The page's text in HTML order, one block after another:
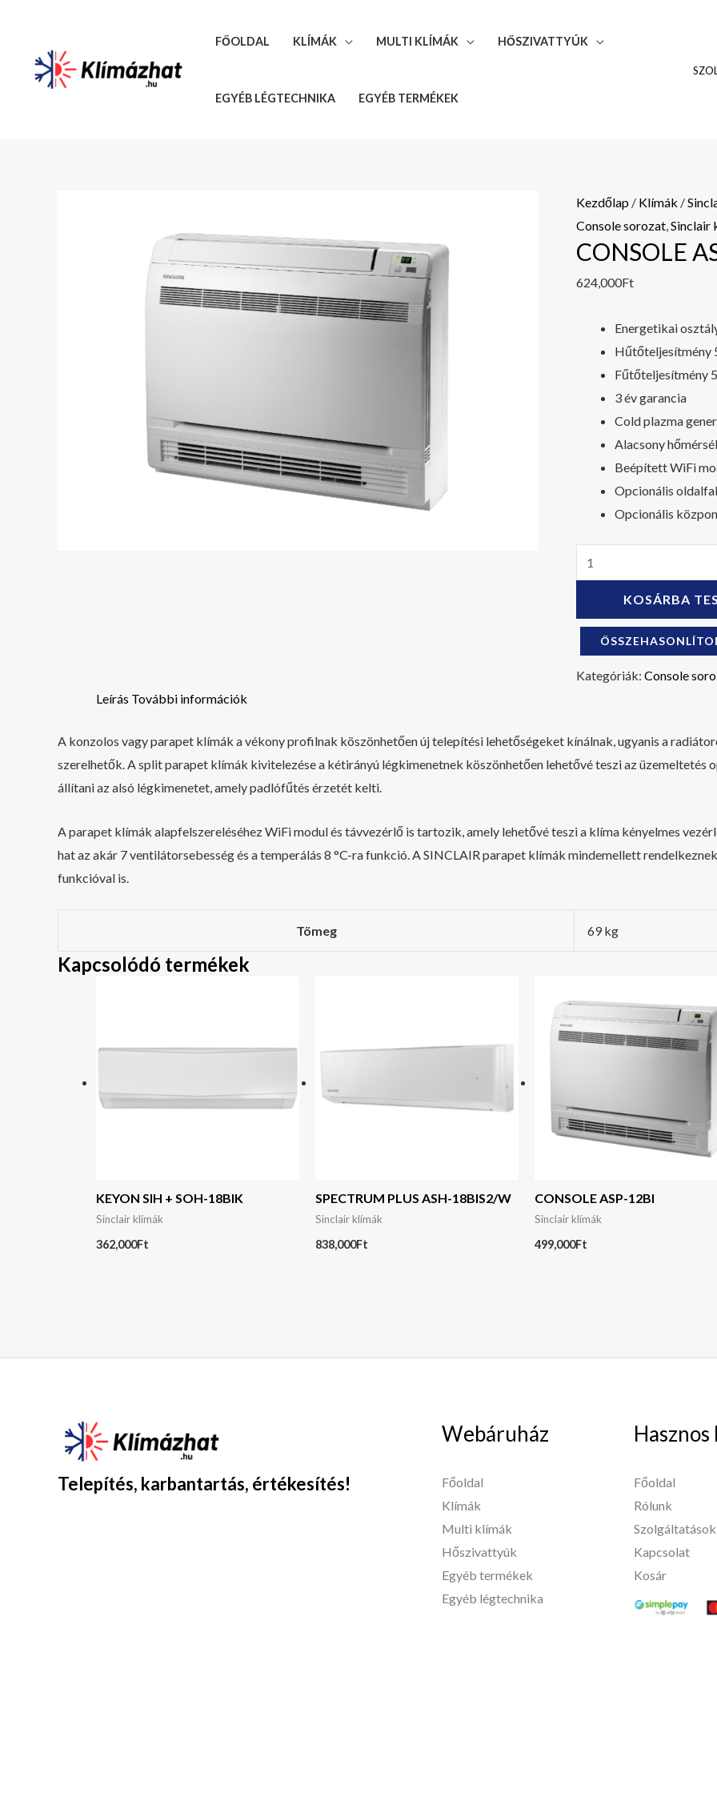
content
FŐOLDAL KLÍMÁK MULTI KLÍMÁK HŐSZIVATTYÚK
EGYÉB LÉGTECHNIKA EGYÉB TERMÉKEK
Kezdőlap / Klímák /
Console sorozat,Sinclair
CONSOLE
624,000Ft
Energetikai
Hűtőteljesítmény
Fűtőteljesítmény
3 év garancia
Cold plazma
Alacsony
Beépített WiFi
Opcionális
Opcionális
CONSOLE
ASP-
18BI
KOSÁRBA
Kategóriák: Console
Leírás További információk
A konzolos vagy parapet klímák a vékony profilnak köszönhetően új telepítési lehetőségeket kínálnak, ugyanis a
szerelhetők. A split parapet klímák kivitelezése a kétirányú légkimenetnek köszönhetően lehetővé teszi az üzemeltetés
állítani az alsó légkimenetet, amely padlófűtés érzetét kelti.
A parapet klímák alapfelszereléséhez WiFi modul és távvezérlő is tartozik, amely lehetővé teszi a klíma kényelmes
hat az akár 7 ventilátorsebesség és a temperálás 8 °C-ra funkció. A SINCLAIR parapet klímák mindemellett
funkcióval is.
Tömeg 69 kg
Kapcsolódó termékek
KEYON SIH + SOH-18BIK
Sinclair klímák
362,000Ft
SPECTRUM PLUS ASH-18BIS2/W
Sinclair klímák
838,000Ft
CONSOLE ASP-12BI
Sinclair klímák
499,000Ft
Telepítés, karbantartás, értékesítés!
Webáruház
Főoldal
Klímák
Multi klímák
Hőszivattyúk
Egyéb termékek
Egyéb légtechnika
Főoldal
Rólunk
Szolgáltatások
Kapcsolat
Kosár